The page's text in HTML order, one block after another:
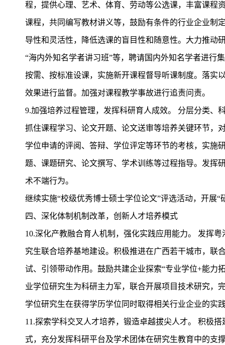
程，提供心理、艺术、体育、劳动等公选课，丰富课程
课程，共同编写教材讲义等，鼓励有条件的行业企业制
导性和灵活性，降低选课的盲目性和随意性。大力推动
“海内外知名学者讲习班”等，聘请国内外知名学者进行
按需、按标准设课，实施新开课程督导听课制度。落实
效果进行监督。加强对课程教学事故进行追责问责。
9.加强培养过程管理，发挥科研育人成效。 分层分类、
抓住课程学习、论文开题、论文送审等培养关键环节，
学位申请的评阅、答辩、学位评定等环节的考核，实施
题、课题研究、论文撰写、学术训练等过程指导。发挥
术不端行为。
继续实施“校级优秀博士硕士学位论文”评选活动，开展
四、深化体制机制改革，创新人才培养模式
10.深化产教融合育人机制，强化实践应用能力。 发挥
究生联合培养基地建设。积极推进在广西若干城市，联
试、引领带动作用。鼓励共建企业探索“专业学位+能力
业学位研究生为科研主力军，联合开展项目技术研究，
学位研究生在获得学历学位同时取得相关行业企业的实
11.探索学科交叉人才培养，锻造卓越拔尖人才。 积极
式，充分发挥科研平台及学术团体在研究生教育中的支